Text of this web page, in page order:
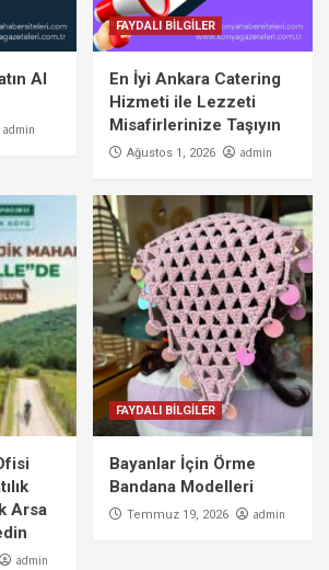
Al
admin
FAYDALI BİLGİLER
En İyi Ankara Catering
Hizmeti ile Lezzeti
Misafirlerinize Taşıyın
Ağustos 1, 2026 admin
Arsa
admin
FAYDALI BİLGİLER
Bayanlar İçin Örme
Bandana Modelleri
Temmuz 19, 2026 admin